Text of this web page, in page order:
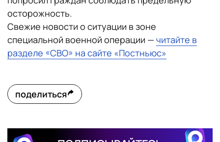
осторожность.
Свежие новости о ситуации в зоне
специальной военной операции — читайте в
разделе «СВО» на сайте «Постньюс»
поделиться